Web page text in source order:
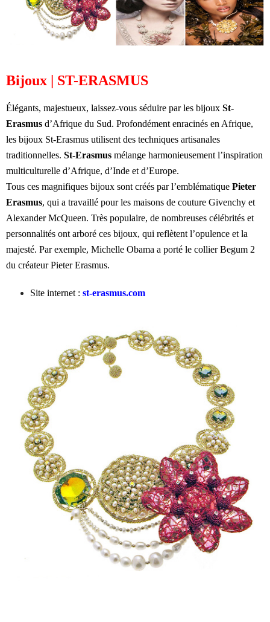
Bijoux | ST-ERASMUS
Élégants, majestueux, laissez-vous séduire par les bijoux St-
Erasmus d’Afrique du Sud. Profondément enracinés en Afrique,
les bijoux St-Erasmus utilisent des techniques artisanales
traditionnelles. St-Erasmus mélange harmonieusement l’inspiration
multiculturelle d’Afrique, d’Inde et d’Europe.
Tous ces magnifiques bijoux sont créés par l’emblématique Pieter
Erasmus, qui a travaillé pour les maisons de couture Givenchy et
Alexander McQueen. Très populaire, de nombreuses célébrités et
personnalités ont arboré ces bijoux, qui reflètent l’opulence et la
majesté. Par exemple, Michelle Obama a porté le collier Begum 2
du créateur Pieter Erasmus.
Site internet : st-erasmus.com